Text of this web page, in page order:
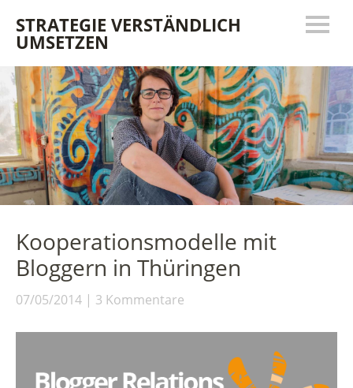
STRATEGIE VERSTÄNDLICH
UMSETZEN
Kooperationsmodelle mit
Bloggern in Thüringen
07/05/2014 3 Kommentare